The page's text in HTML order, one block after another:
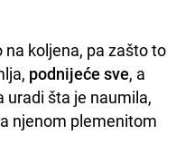
koljena, pa zašto to
podnijeće sve, a
uradi šta je naumila,
njenom plemenitom